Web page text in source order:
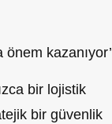
kazanıyor’
bir lojistik
bir güvenlik